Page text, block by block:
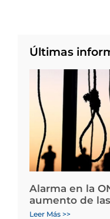
Últimas
Alarma en la
aumento de
Leer Más >>